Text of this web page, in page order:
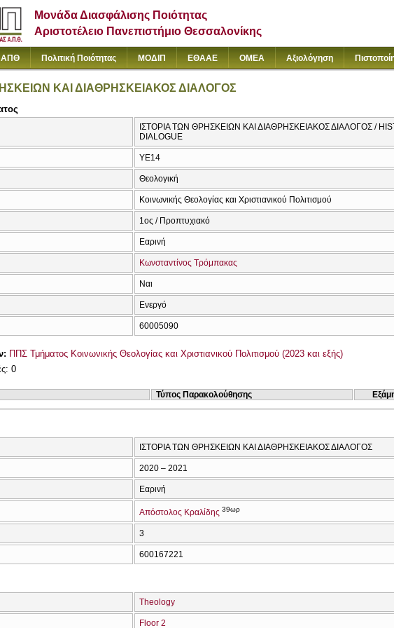
Μονάδα Διασφάλισης Ποιότητας
Αριστοτέλειο Πανεπιστήμιο Θεσσαλονίκης
ΑΠΘ Πολιτική Ποιότητας ΜΟΔΙΠ ΕΘΑΑΕ ΟΜΕΑ Αξιολόγηση
ΚΑΙ ΔΙΑΘΡΗΣΚΕΙΑΚΟΣ ΔΙΑΛΟΓΟΣ
ΙΣΤΟΡΙΑ ΤΩΝ ΘΡΗΣΚΕΙΩΝ ΚΑΙ ΔΙΑΘΡΗΣΚΕΙΑΚΟΣ ΔΙΑΛΟΓΟΣ /
DIALOGUE
ΥΕ14
Θεολογική
Κοινωνικής Θεολογίας και Χριστιανικού Πολιτισμού
1ος / Προπτυχιακό
Εαρινή
Κωνσταντίνος Τρόμπακας
Ναι
Ενεργό
60005090
ΠΠΣ Τμήματος Κοινωνικής Θεολογίας και Χριστιανικού Πολιτισμού (2023 και εξής)
0
Τύπος Παρακολούθησης
ΙΣΤΟΡΙΑ ΤΩΝ ΘΡΗΣΚΕΙΩΝ ΚΑΙ ΔΙΑΘΡΗΣΚΕΙΑΚΟΣ ΔΙΑΛΟΓΟΣ
2020 – 2021
Εαρινή
Απόστολος Κραλίδης 39ωρ
3
600167221
Theology
Floor 2